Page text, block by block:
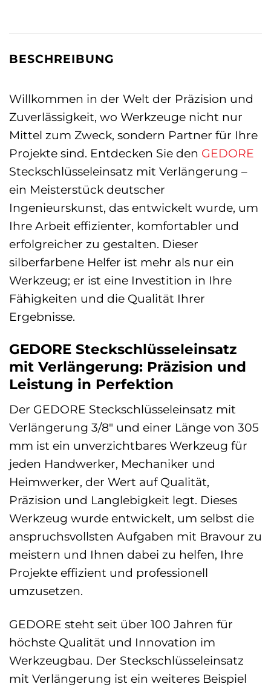
BESCHREIBUNG
Willkommen in der Welt der Präzision und
Zuverlässigkeit, wo Werkzeuge nicht nur
Mittel zum Zweck, sondern Partner für Ihre
Projekte sind. Entdecken Sie den GEDORE
Steckschlüsseleinsatz mit Verlängerung –
ein Meisterstück deutscher
Ingenieurskunst, das entwickelt wurde, um
Ihre Arbeit effizienter, komfortabler und
erfolgreicher zu gestalten. Dieser
silberfarbene Helfer ist mehr als nur ein
Werkzeug; er ist eine Investition in Ihre
Fähigkeiten und die Qualität Ihrer
Ergebnisse.
GEDORE Steckschlüsseleinsatz
mit Verlängerung: Präzision und
Leistung in Perfektion
Der GEDORE Steckschlüsseleinsatz mit
Verlängerung 3/8″ und einer Länge von 305
mm ist ein unverzichtbares Werkzeug für
jeden Handwerker, Mechaniker und
Heimwerker, der Wert auf Qualität,
Präzision und Langlebigkeit legt. Dieses
Werkzeug wurde entwickelt, um selbst die
anspruchsvollsten Aufgaben mit Bravour zu
meistern und Ihnen dabei zu helfen, Ihre
Projekte effizient und professionell
umzusetzen.
GEDORE steht seit über 100 Jahren für
höchste Qualität und Innovation im
Werkzeugbau. Der Steckschlüsseleinsatz
mit Verlängerung ist ein weiteres Beispiel